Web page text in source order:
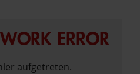
ERROR
aufgetreten.